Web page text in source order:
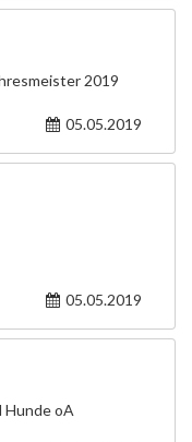
2019
05.05.2019
05.05.2019
Hunde oA